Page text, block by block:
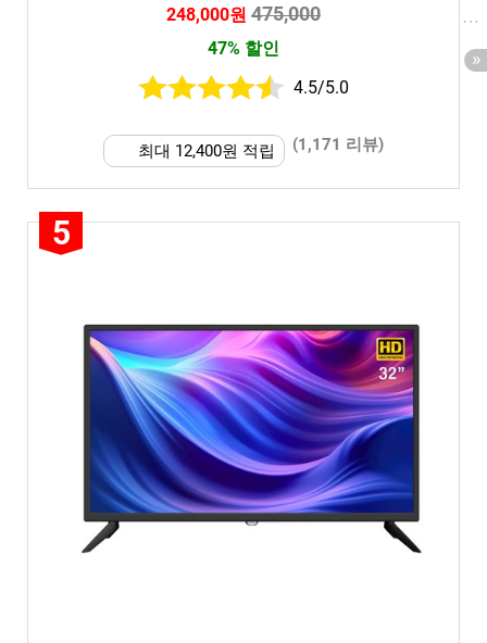
248,000원 475,000
47% 할인
4.5/5.0
최대 12,400원 적립 (1,171 리뷰)
5